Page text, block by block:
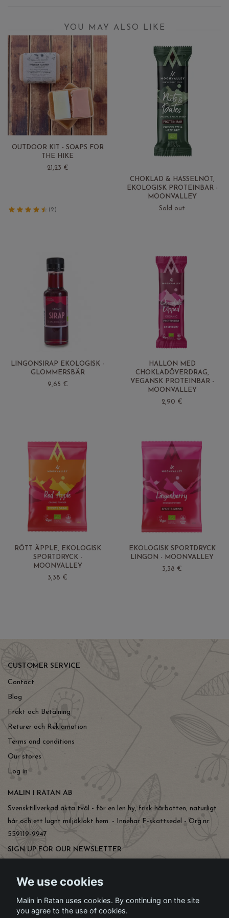
YOU MAY ALSO LIKE
OUTDOOR KIT - SOAPS FOR
THE HIKE
21,23 €
(2)
CHOKLAD & HASSELNÖT,
EKOLOGISK PROTEINBAR -
MOONVALLEY
Sold out
LINGONSIRAP EKOLOGISK -
GLOMMERSBÄR
9,65 €
HALLON MED
CHOKLADÖVERDRAG,
VEGANSK PROTEINBAR -
MOONVALLEY
2,90 €
RÖTT ÄPPLE, EKOLOGISK
SPORTDRYCK -
MOONVALLEY
3,38 €
EKOLOGISK SPORTDRYCK
LINGON - MOONVALLEY
3,38 €
CUSTOMER SERVICE
Contact
Blog
Frakt och Betalning
Returer och Reklamation
Terms and conditions
Our stores
Log in
MALIN I RATAN AB
Svensktillverkad äkta tvål - för en len hy, frisk hårbotten, naturligt
hår och ett lugnt miljöklokt hem. - Innehar F-skattsedel - Org.nr:
559119-9947
SIGN UP FOR OUR NEWSLETTER
We use cookies
Malin in Ratan uses cookies. By continuing on the site
you agree to the use of cookies.